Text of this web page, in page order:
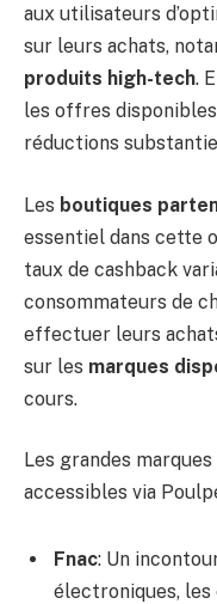
aux utilisateurs
sur leurs achats,
produits high-tech.
les offres
réductions
Les boutiques
essentiel dans cette
taux de cashback
consommateurs de
effectuer leurs
sur les marques
cours.
Les grandes
accessibles via
Fnac: Un
électroniques,